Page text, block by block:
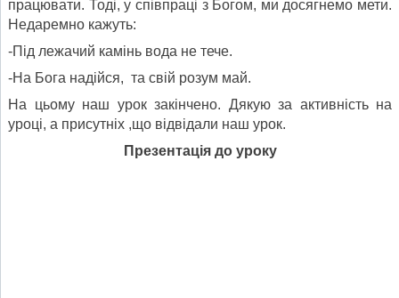
працювати. Тоді, у співпраці з Богом, ми досягнемо мети.
Недаремно кажуть:
-Під лежачий камінь вода не тече.
-На Бога надійся, та свій розум май.
На цьому наш урок закінчено. Дякую за активність на
уроці, а присутніх ,що відвідали наш урок.
Презентація до уроку